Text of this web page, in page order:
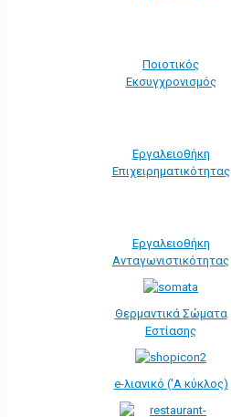
Ποιοτικός
Εκσυγχρονισμός
Εργαλειοθήκη
Eπιχειρηματικότητας
Εργαλειοθήκη
Ανταγωνιστικότητας
Θερμαντικά Σώματα
Εστίασης
e-λιανικό ('Α κύκλος)